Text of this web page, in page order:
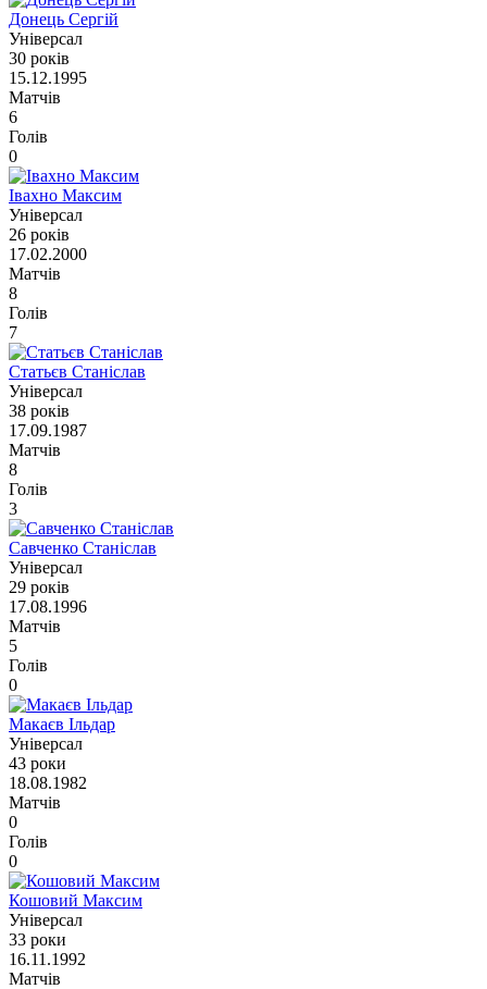
Донець Сергій
Універсал
30 років
15.12.1995
Матчів
6
Голів
0
Івахно Максим
Універсал
26 років
17.02.2000
Матчів
8
Голів
7
Статьєв Станіслав
Універсал
38 років
17.09.1987
Матчів
8
Голів
3
Савченко Станіслав
Універсал
29 років
17.08.1996
Матчів
5
Голів
0
Макаєв Ільдар
Універсал
43 роки
18.08.1982
Матчів
0
Голів
0
Кошовий Максим
Універсал
33 роки
16.11.1992
Матчів